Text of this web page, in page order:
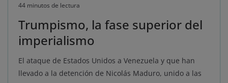
44 minutos de lectura
Trumpismo, la fase superior del
imperialismo
El ataque de Estados Unidos a Venezuela y que han
llevado a la detención de Nicolás Maduro, unido a las